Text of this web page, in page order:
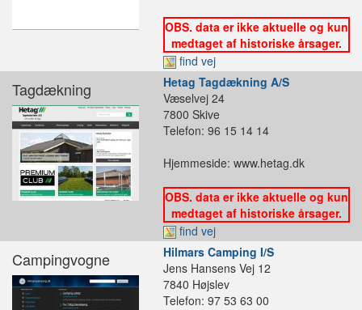
OBS. data er ikke aktuelle og kun
medtaget af historiske årsager.
find vej
Tagdækning
Hetag Tagdækning A/S
Væselvej 24
7800 Skive
Telefon: 96 15 14 14
Hjemmeside: www.hetag.dk
OBS. data er ikke aktuelle og kun
medtaget af historiske årsager.
find vej
Campingvogne
Hilmars Camping I/S
Jens Hansens Vej 12
7840 Højslev
Telefon: 97 53 63 00